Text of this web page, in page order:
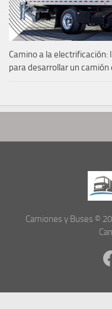
Camino a la
para desarrollar un camión
Camiones y Buses ©